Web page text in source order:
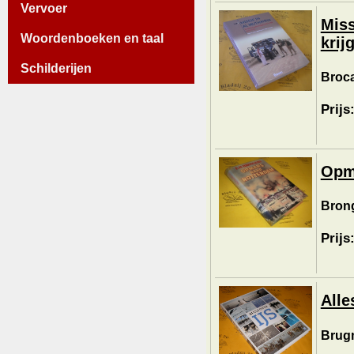
Vervoer
Woordenboeken en taal
Schilderijen